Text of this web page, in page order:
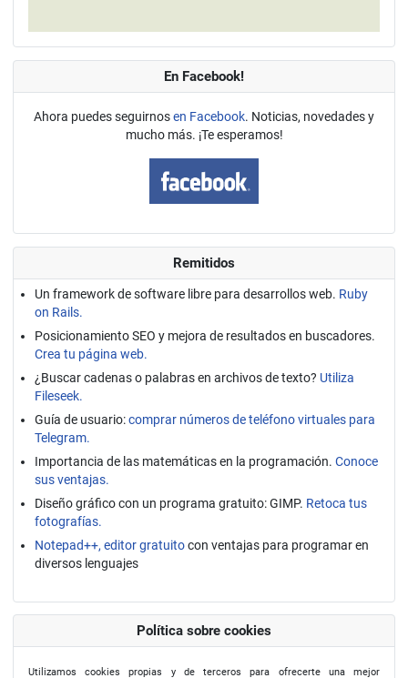
En Facebook!
Ahora puedes seguirnosen Facebook. Noticias, novedades y
mucho más. ¡Te esperamos!
Remitidos
Un framework de software libre para desarrollos web. Ruby
on Rails.
Posicionamiento SEO y mejora de resultados en buscadores.
Crea tu página web.
¿Buscar cadenas o palabras en archivos de texto? Utiliza
Fileseek.
Guía de usuario:comprar números de teléfono virtuales para
Telegram.
Importancia de las matemáticas en la programación. Conoce
sus ventajas.
Diseño gráfico con un programa gratuito: GIMP. Retoca tus
fotografías.
Notepad++, editor gratuitocon ventajas para programar en
diversos lenguajes
Política sobre cookies
Utilizamos cookies propias y de terceros para ofrecerte una mejor